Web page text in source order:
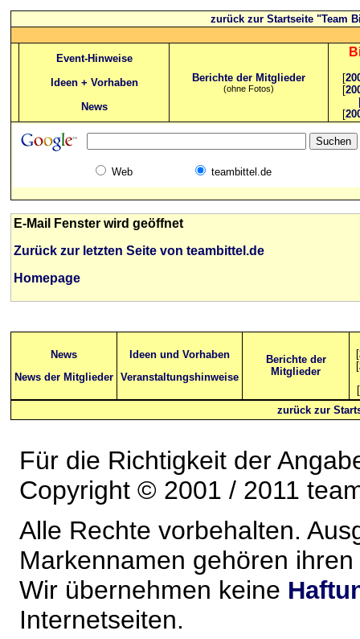
zurück zur Startseite "Team
Event-Hinweise
Ideen + Vorhaben
News
Berichte der Mitglieder
(ohne Fotos)
[
[
[
Web teambittel.de
E-Mail Fenster wird geöffnet
Zurück zur letzten Seite von teambittel.de
Homepage
News
News der Mitglieder
Ideen und Vorhaben
Veranstaltungshinweise
Berichte der
Mitglieder
[
[
[
zurück zur
Für die Richtigkeit der
Copyright © 2001 / 2011
Alle Rechte vorbehalten.
Markennamen gehören
Wir übernehmen keine
Internetseiten.